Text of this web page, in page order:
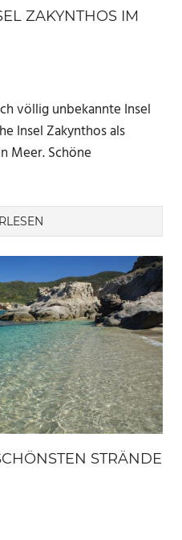
ZAKYNTHOS IM
völlig unbekannte Insel
Insel Zakynthos als
Meer. Schöne
STRÄNDE